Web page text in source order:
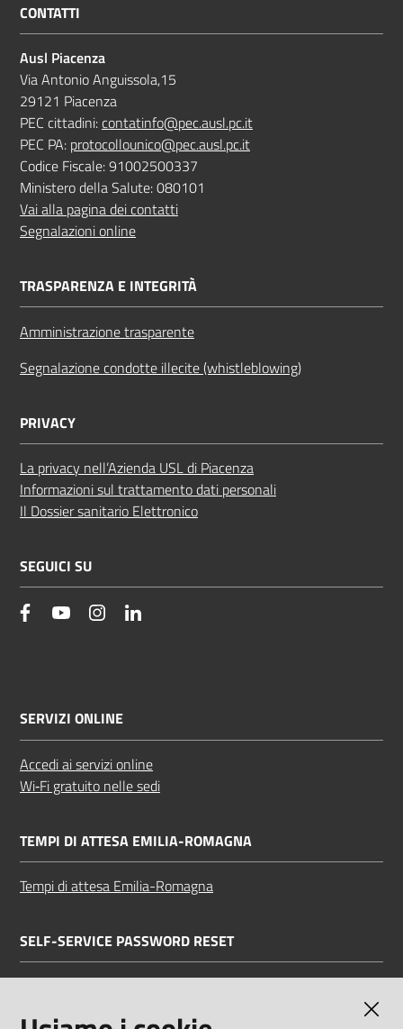
CONTATTI
Ausl Piacenza
Via Antonio Anguissola,15
29121 Piacenza
PEC cittadini:contatinfo@pec.ausl.pc.it
PEC PA: protocollounico@pec.ausl.pc.it
Codice Fiscale: 91002500337
Ministero della Salute: 080101
Vai alla pagina dei contatti
Segnalazioni online
TRASPARENZA E INTEGRITÀ
Amministrazione trasparente
Segnalazione condotte illecite (whistleblowing)
PRIVACY
La privacy nell’Azienda USL di Piacenza
Informazioni sul trattamento dati personali
Il Dossier sanitario Elettronico
SEGUICI SU
facebookYouTube Instagram
SERVIZI ONLINE
Accedi ai servizi online
Wi‑Fi gratuito nelle sedi
TEMPI DI ATTESA EMILIA-ROMAGNA
Tempi di attesa Emilia-Romagna
SELF-SERVICE PASSWORD RESET